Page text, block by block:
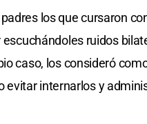
los que cursaron
ruidos
caso, los consideró
evitar internarlos y